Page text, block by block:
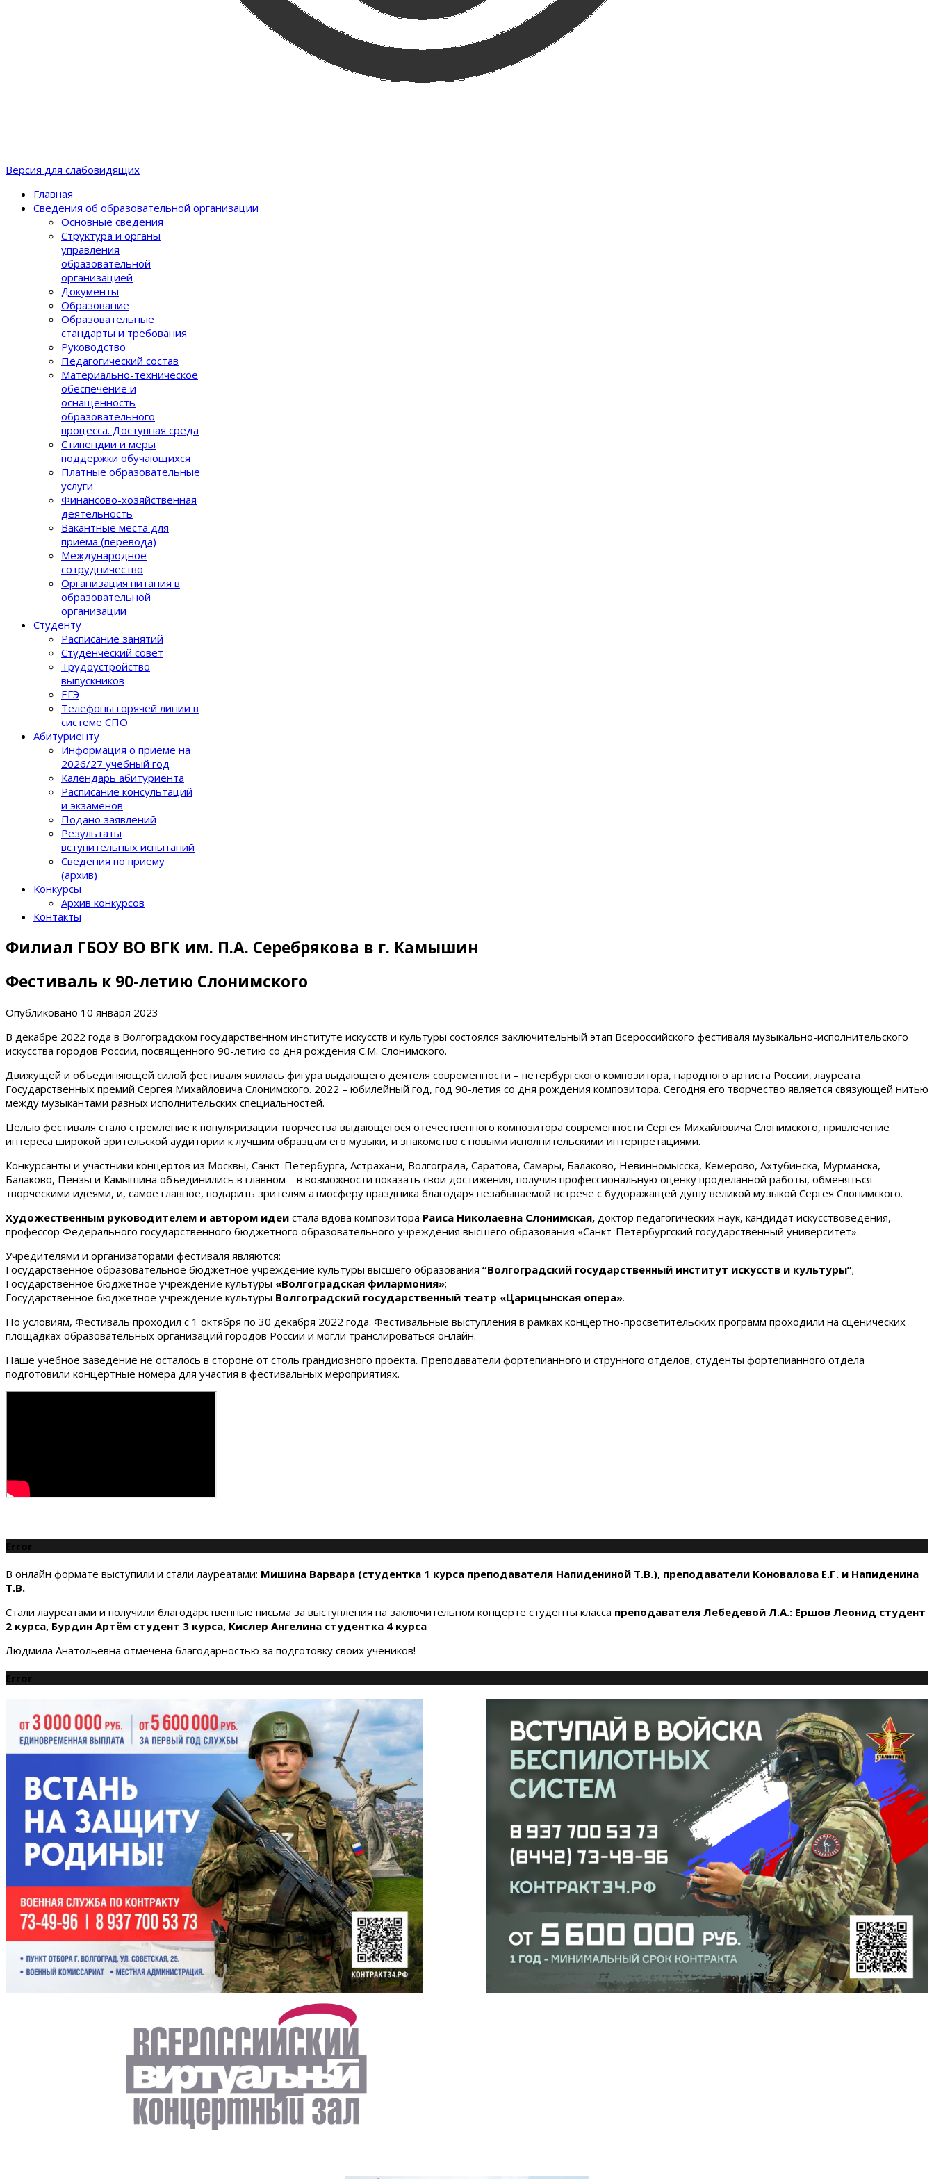
Версия для слабовидящих
Главная
Сведения об образовательной организации
Основные сведения
Структура и органы
управления
образовательной
организацией
Документы
Образование
Образовательные
стандарты и требования
Руководство
Педагогический состав
Материально-техническое
обеспечение и
оснащенность
образовательного
процеcса. Доступная среда
Стипендии и меры
поддержки обучающихся
Платные образовательные
услуги
Финансово-хозяйственная
деятельность
Вакантные места для
приёма (перевода)
Международное
сотрудничество
Организация питания в
образовательной
организации
Студенту
Расписание занятий
Студенческий совет
Трудоустройство
выпускников
ЕГЭ
Телефоны горячей линии в
системе СПО
Абитуриенту
Информация о приеме на
2026/27 учебный год
Календарь абитуриента
Расписание консультаций
и экзаменов
Подано заявлений
Результаты
вступительных испытаний
Сведения по приему
(архив)
Конкурсы
Архив конкурсов
Контакты
Филиал ГБОУ ВО ВГК им. П.А. Серебрякова в г. Камышин
Фестиваль к 90-летию Слонимского
Опубликовано 10 января 2023
В декабре 2022 года в Волгоградском государственном институте искусств и культуры состоялся заключительный этап Всероссийского фестиваля музыкально-исполнительского
искусства городов России, посвященного 90-летию со дня рождения С.М. Слонимского.
Движущей и объединяющей силой фестиваля явилась фигура выдающего деятеля современности – петербургского композитора, народного артиста России, лауреата
Государственных премий Сергея Михайловича Слонимского. 2022 – юбилейный год, год 90-летия со дня рождения композитора. Сегодня его творчество является связующей нитью
между музыкантами разных исполнительских специальностей.
Целью фестиваля стало стремление к популяризации творчества выдающегося отечественного композитора современности Сергея Михайловича Слонимского, привлечение
интереса широкой зрительской аудитории к лучшим образцам его музыки, и знакомство с новыми исполнительскими интерпретациями.
Конкурсанты и участники концертов из Москвы, Санкт-Петербурга, Астрахани, Волгограда, Саратова, Самары, Балаково, Невинномысска, Кемерово, Ахтубинска, Мурманска,
Балаково, Пензы и Камышина объединились в главном – в возможности показать свои достижения, получив профессиональную оценку проделанной работы, обменяться
творческими идеями, и, самое главное, подарить зрителям атмосферу праздника благодаря незабываемой встрече с будоражащей душу великой музыкой Сергея Слонимского.
Художественным руководителем и автором идеи стала вдова композитора Раиса Николаевна Слонимская, доктор педагогических наук, кандидат искусствоведения,
профессор Федерального государственного бюджетного образовательного учреждения высшего образования «Санкт-Петербургский государственный университет».
Учредителями и организаторами фестиваля являются:
Государственное образовательное бюджетное учреждение культуры высшего образования “Волгоградский государственный институт искусств и культуры”;
Государственное бюджетное учреждение культуры «Волгоградская филармония»;
Государственное бюджетное учреждение культуры Волгоградский государственный театр «Царицынская опера».
По условиям, Фестиваль проходил с 1 октября по 30 декабря 2022 года. Фестивальные выступления в рамках концертно-просветительских программ проходили на сценических
площадках образовательных организаций городов России и могли транслироваться онлайн.
Наше учебное заведение не осталось в стороне от столь грандиозного проекта. Преподаватели фортепианного и струнного отделов, студенты фортепианного отдела
подготовили концертные номера для участия в фестивальных мероприятиях.
Error
В онлайн формате выступили и стали лауреатами: Мишина Варвара (студентка 1 курса преподавателя Напидениной Т.В.), преподаватели Коновалова Е.Г. и Напиденина
Т.В.
Стали лауреатами и получили благодарственные письма за выступления на заключительном концерте студенты класса преподавателя Лебедевой Л.А.: Ершов Леонид студент
2 курса, Бурдин Артём студент 3 курса, Кислер Ангелина студентка 4 курса
Людмила Анатольевна отмечена благодарностью за подготовку своих учеников!
Error